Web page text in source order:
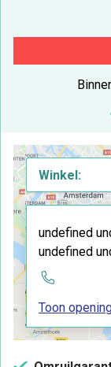
Winkel:
undefined
undefined
Toon